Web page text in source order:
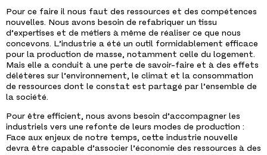
Pour ce faire il nous faut des ressources et des compétences
nouvelles. Nous avons besoin de refabriquer un tissu
d’expertises et de métiers à même de réaliser ce que nous
concevons. L’industrie a été un outil formidablement efficace
pour la production de masse, notamment celle du logement.
Mais elle a conduit à une perte de savoir-faire et à des effets
délétères sur l’environnement, le climat et la consommation
de ressources dont le constat est partagé par l’ensemble de
la société.
Pour être efficient, nous avons besoin d’accompagner les
industriels vers une refonte de leurs modes de production :
Face aux enjeux de notre temps, cette industrie nouvelle
devra être capable d’associer l’économie des ressources à des